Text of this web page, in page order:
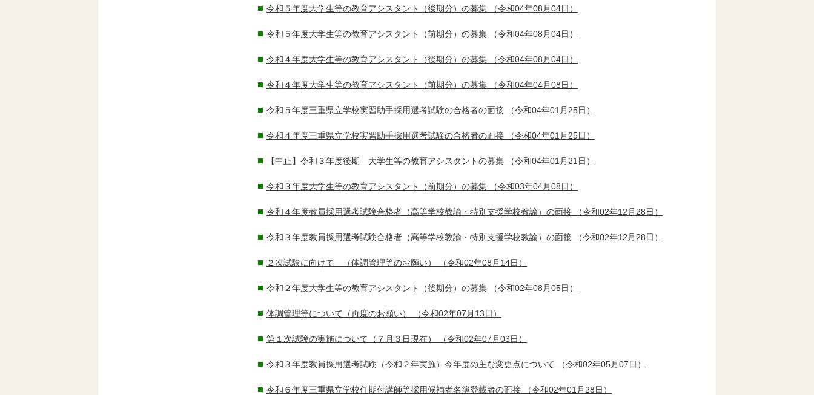
令和５年度大学生等の教育アシスタント（後期分）の募集 （令和04年08月04日）
令和５年度大学生等の教育アシスタント（前期分）の募集 （令和04年08月04日）
令和４年度大学生等の教育アシスタント（後期分）の募集 （令和04年08月04日）
令和４年度大学生等の教育アシスタント（前期分）の募集 （令和04年04月08日）
令和５年度三重県立学校実習助手採用選考試験の合格者の面接 （令和04年01月25日）
令和４年度三重県立学校実習助手採用選考試験の合格者の面接 （令和04年01月25日）
【中止】令和３年度後期 大学生等の教育アシスタントの募集 （令和04年01月21日）
令和３年度大学生等の教育アシスタント（前期分）の募集 （令和03年04月08日）
令和４年度教員採用選考試験合格者（高等学校教諭・特別支援学校教諭）の面接 （令和02年12月28日）
令和３年度教員採用選考試験合格者（高等学校教諭・特別支援学校教諭）の面接 （令和02年12月28日）
２次試験に向けて （体調管理等のお願い） （令和02年08月14日）
令和２年度大学生等の教育アシスタント（後期分）の募集 （令和02年08月05日）
体調管理等について（再度のお願い） （令和02年07月13日）
第１次試験の実施について（７月３日現在） （令和02年07月03日）
令和３年度教員採用選考試験（令和２年実施）今年度の主な変更点について （令和02年05月07日）
令和６年度三重県立学校任期付講師等採用候補者名簿登載者の面接 （令和02年01月28日）